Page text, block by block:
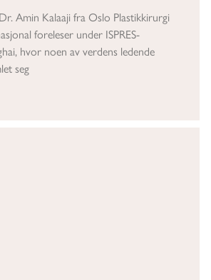
Amin Kalaaji fra Oslo Plastikkirurgi
foreleser under ISPRES-
hvor noen av verdens ledende
seg